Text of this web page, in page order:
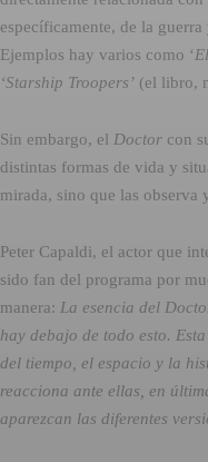
específicamente, de la
Ejemplos hay varios como ‘
‘Starship Troopers’ (el libro,
Sin embargo, el Doctor con
distintas formas de vida y
mirada, sino que las observa
Peter Capaldi, el actor que
sido fan del programa por
manera: La esencia del
hay debajo de todo esto.
del tiempo, el espacio y la
reacciona ante ellas, en
aparezcan las diferentes